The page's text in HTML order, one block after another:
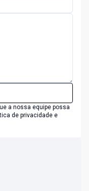
a nossa equipe possa
de privacidade e